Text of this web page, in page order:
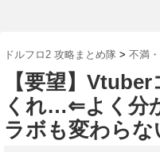
ドルフロ2 攻略まとめ隊 > 不満
【要望】
くれ…⇐よく分
ラボも変わらな